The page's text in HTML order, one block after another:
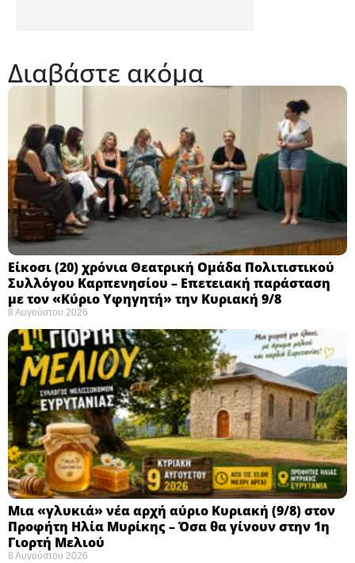
Διαβάστε ακόμα
Eίκοσι (20) χρόνια Θεατρική Ομάδα Πολιτιστικού
Συλλόγου Καρπενησίου – Επετειακή παράσταση
με τον «Κύριο Υφηγητή» την Κυριακή 9/8
8 Αυγούστου 2026
Μια «γλυκιά» νέα αρχή αύριο Κυριακή (9/8) στον
Προφήτη Ηλία Μυρίκης – Όσα θα γίνουν στην 1η
Γιορτή Μελιού
8 Αυγούστου 2026